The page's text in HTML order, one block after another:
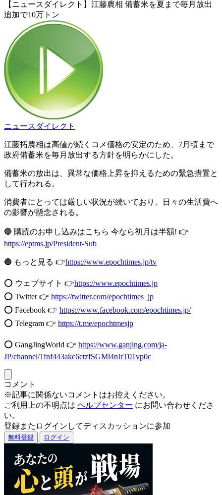
【ニュースダイレクト】江藤農相 備蓄米を夏まで毎月放出
追加で10万トン
ニュースダイレクト
江藤拓農相は高値が続くコメ価格の安定のため、7月頃まで
政府備蓄米を毎月放出する方針を明らかにした。
備蓄米の放出は、異常な価格上昇を抑えるための緊急措置と
して行われる。
消費者にとっては厳しい状況が続いており、日々の生活費へ
の影響が懸念される。
🔴 購読のお申し込みはこちら 今なら初月は半額! 👉
https://eptms.jp/President-Sub
🔵 もっと見る 👉https://www.epochtimes.jp/tv
⭕️ ウェブサイト 👉https://www.epochtimes.jp
⭕️ Twitter 👉 https://twitter.com/epochtimes_jp
⭕️ Facebook 👉 https://www.facebook.com/epochtimes.jp/
⭕️ Telegram 👉 https://t.me/epochtmesjp
⭕️ GangJingWorld 👉 https://www.ganjing.com/ja-
JP/channel/1fnf443akc6ctzfSGMl4nIrT01vp0c
コメント
※記事に関係ないコメントはお控えください。
ご利用上の不明点は ヘルプセンター にお問い合わせくださ
い。
登録またログインしてディスカッションに参加
無料登録 ログイン